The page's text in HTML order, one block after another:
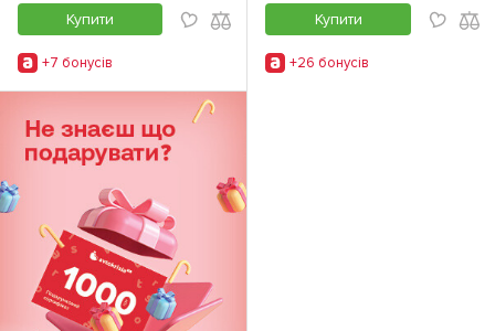
Купити
+7 бонусiв
Купити
+26 бонусiв